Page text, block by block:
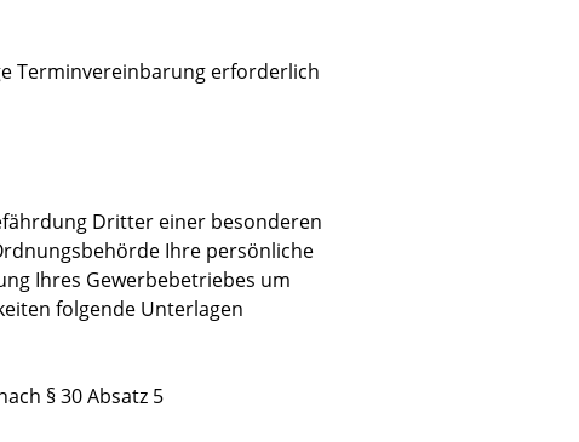
Terminvereinbarung erforderlich
Dritter einer besonderen
Ihre persönliche
Ihres Gewerbebetriebes um
folgende Unterlagen
§ 30 Absatz 5